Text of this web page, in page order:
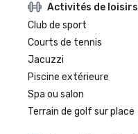
Activités de loisirs
Club de sport
Courts de tennis
Jacuzzi
Piscine extérieure
Spa ou salon
Terrain de golf sur place